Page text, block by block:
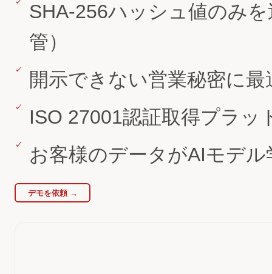
SHA-256ハッシュ値のみ
管）
開示できない営業秘密に最
ISO 27001認証取得プラッ
お客様のデータがAIモデ
デモを依頼 →